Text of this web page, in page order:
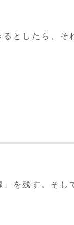
としたら、
を残す。そ